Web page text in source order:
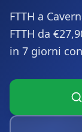
FTTH a
FTTH da
in 7 giorni